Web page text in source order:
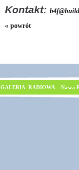
Kontakt:
« powrót
GALERIA RADIOWA Nasza